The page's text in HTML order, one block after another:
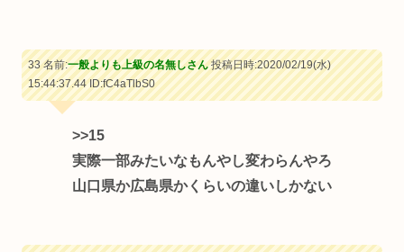
33 名前:一般よりも上級の名無しさん投稿日時:2020/02/19(水)
15:44:37.44ID:fC4aTlbS0
>>15
実際一部みたいなもんやし変わらんやろ
山口県か広島県かくらいの違いしかない